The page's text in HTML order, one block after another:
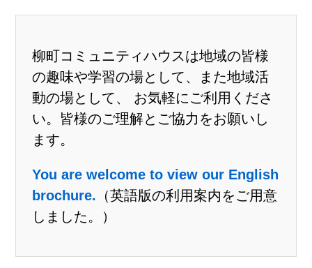
柳町コミュニティハウスは地域の皆様
の趣味や学習の場として、また地域活
動の場として、 お気軽にご利用くださ
い。皆様のご理解とご協力をお願いし
ます。
You are welcome to view our English
brochure. （英語版の利用案内をご用意
しました。）